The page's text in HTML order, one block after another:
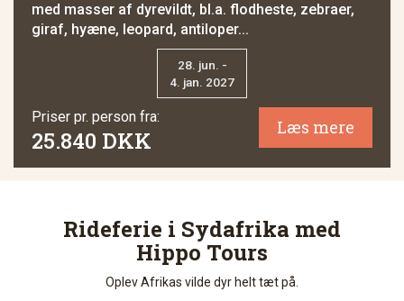
med masser af dyrevildt, bl.a. flodheste, zebraer,
giraf, hyæne, leopard, antiloper...
28. jun. -
4. jan. 2027
Priser pr. person fra:
25.840 DKK Læs mere
Rideferie i Sydafrika med
Hippo Tours
Oplev Afrikas vilde dyr helt tæt på.